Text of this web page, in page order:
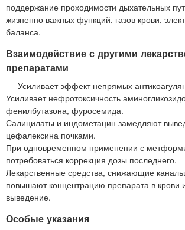
поддержание проходимости дыхательных
жизненно важных функций, газов крови,
баланса.
Взаимодействие с другими
препаратами
Усиливает эффект непрямых
Усиливает нефротоксичность
фенилбутазона, фуросемида.
Салицилаты и индометацин замедляют
цефалексина почками.
При одновременном применении с
потребоваться коррекция дозы последнего.
Лекарственные средства, снижающие
повышают концентрацию препарата в крови
выведение.
Особые указания